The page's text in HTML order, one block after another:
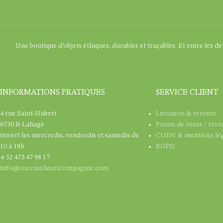
Une boutique d’objets éthiques, durables et traçables. Et entre les
INFORMATIONS PRATIQUES
4 rue Saint-Hubert
6730 B-Lahage
0uvert les mercredis, vendredis et samedis de
10 à 18h
+32 475 47 98 17
info@coccinellesetcompagnie.com
SERVICE CLIENT
Livraison & retours
Points de vente /
CGDV & mentions
RGPD